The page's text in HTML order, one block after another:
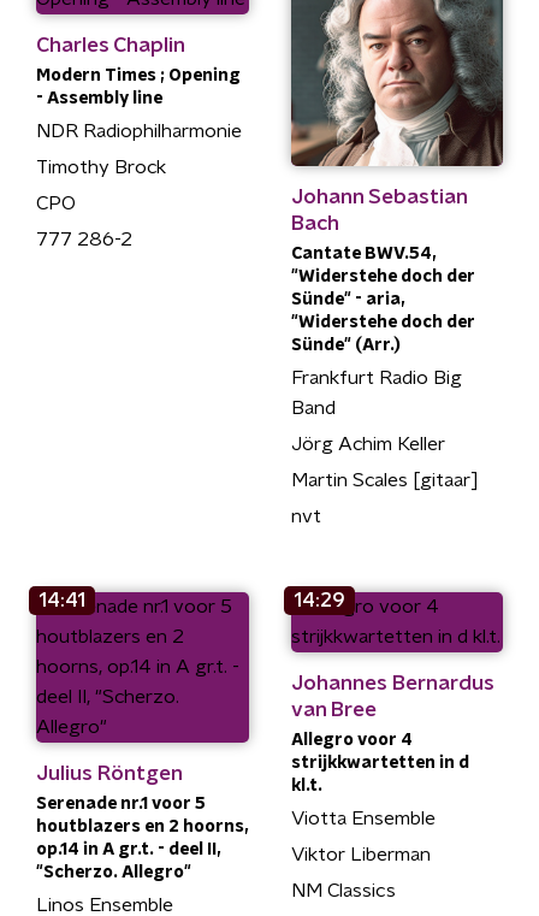
Charles Chaplin
Modern Times ; Opening
- Assembly line
NDR Radiophilharmonie
Timothy Brock
CPO
777 286-2
Johann Sebastian
Bach
Cantate BWV.54,
"Widerstehe doch der
Sünde" - aria,
"Widerstehe doch der
Sünde" (Arr.)
Frankfurt Radio Big
Band
Jörg Achim Keller
Martin Scales [gitaar]
nvt
14:41
Julius Röntgen
Serenade nr.1 voor 5
houtblazers en 2 hoorns,
op.14 in A gr.t. - deel II,
"Scherzo. Allegro"
Linos Ensemble
14:29
Johannes Bernardus
van Bree
Allegro voor 4
strijkkwartetten in d
kl.t.
Viotta Ensemble
Viktor Liberman
NM Classics